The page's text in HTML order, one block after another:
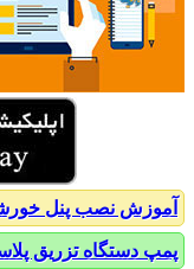
نصب پنل خورشیدی
دستگاه تزریق پلاستیک